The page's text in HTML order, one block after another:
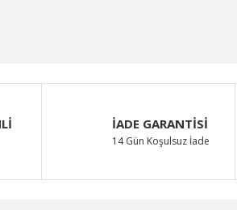
yetersiz gördüğünüz noktaları öneri
İADE GARANTİSİ
14 Gün Koşulsuz İade